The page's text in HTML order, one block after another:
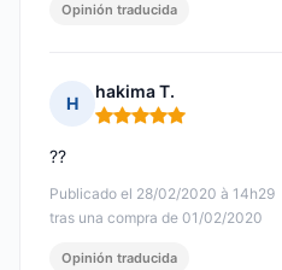
Opinión traducida
H
hakima T.
Nota: 5 de 5
Publicado el 28/02/2020 à 14h29
tras una compra de 01/02/2020
??
Opinión traducida